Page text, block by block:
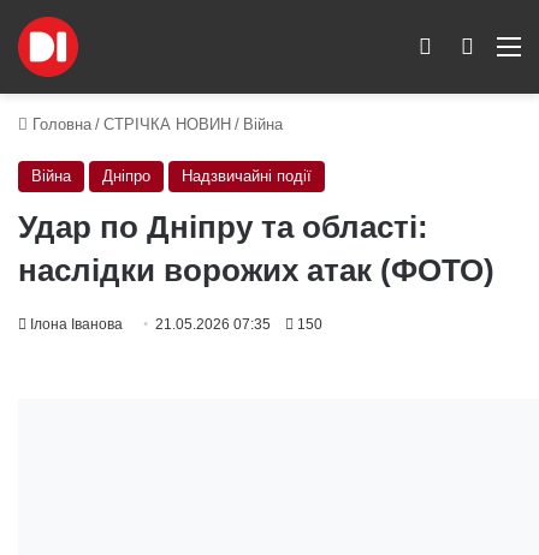
Пошук
Switch skin
Головна / СТРІЧКА НОВИН / Війна
Війна Дніпро Надзвичайні події
Удар по Дніпру та області:
наслідки ворожих атак (ФОТО)
Ілона Іванова 21.05.2026 07:35 150